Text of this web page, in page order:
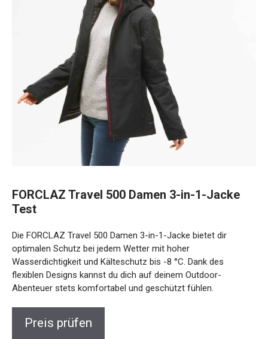
FORCLAZ Travel 500 Damen 3-in-1-Jacke
Test
Die FORCLAZ Travel 500 Damen 3-in-1-Jacke bietet dir
optimalen Schutz bei jedem Wetter mit hoher
Wasserdichtigkeit und Kälteschutz bis -8 °C. Dank des
flexiblen Designs kannst du dich auf deinem Outdoor-
Abenteuer stets komfortabel und geschützt fühlen.
Preis prüfen